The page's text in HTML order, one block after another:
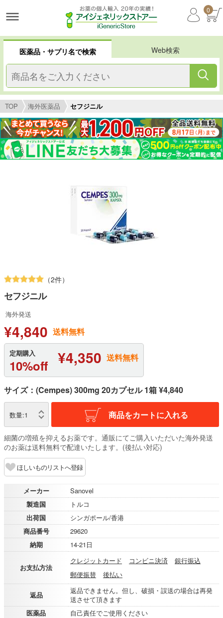
0
医薬品・サプリ名で検索 Web検索
TOP 海外医薬品 セフジニル
（2件）
セフジニル
海外発送
¥4,840 送料無料
定期購入
10%off ¥4,350 送料無料
サイズ：(Cempes) 300mg 20カプセル 1箱 ¥4,840
数量:1 商品をカートに入れる
細菌の増殖を抑えるお薬です。通販にてご購入いただいた海外発送
のお薬は送料無料で配達いたします。(後払い対応)
ほしいものリストへ登録
メーカー
Sanovel
製造国
トルコ
出荷国
シンガポール/香港
商品番号
29620
納期
14-21日
お支払方法
クレジットカード コンビニ決済
銀行振込
郵便振替
後払い
返品
返品できません。但し、破損・誤送の場合は再発
送させて頂きます
医薬品
自己責任でご使用ください